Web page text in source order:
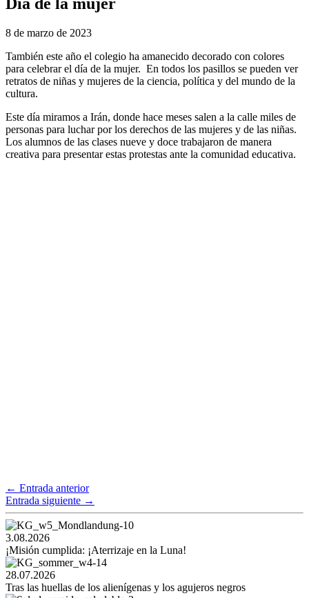
Día de la mujer
8 de marzo de 2023
También este año el colegio ha amanecido decorado con colores
para celebrar el día de la mujer. En todos los pasillos se pueden ver
retratos de niñas y mujeres de la ciencia, política y del mundo de la
cultura.
Este día miramos a Irán, donde hace meses salen a la calle miles de
personas para luchar por los derechos de las mujeres y de las niñas.
Los alumnos de las clases nueve y doce trabajaron de manera
creativa para presentar estas protestas ante la comunidad educativa.
← Entrada anterior
Entrada siguiente →
3.08.2026
¡Misión cumplida: ¡Aterrizaje en la Luna!
28.07.2026
Tras las huellas de los alienígenas y los agujeros negros